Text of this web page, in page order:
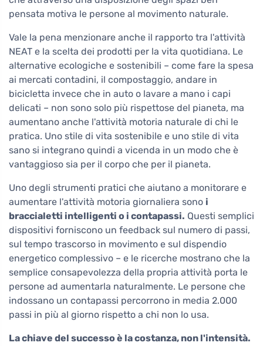
pensata motiva le persone al movimento naturale.
Vale la pena menzionare anche il rapporto tra l'attività
NEAT e la scelta dei prodotti per la vita quotidiana. Le
alternative ecologiche e sostenibili – come fare la spesa
ai mercati contadini, il compostaggio, andare in
bicicletta invece che in auto o lavare a mano i capi
delicati – non sono solo più rispettose del pianeta, ma
aumentano anche l'attività motoria naturale di chi le
pratica. Uno stile di vita sostenibile e uno stile di vita
sano si integrano quindi a vicenda in un modo che è
vantaggioso sia per il corpo che per il pianeta.
Uno degli strumenti pratici che aiutano a monitorare e
aumentare l'attività motoria giornaliera sono i
braccialetti intelligenti o i contapassi. Questi semplici
dispositivi forniscono un feedback sul numero di passi,
sul tempo trascorso in movimento e sul dispendio
energetico complessivo – e le ricerche mostrano che la
semplice consapevolezza della propria attività porta le
persone ad aumentarla naturalmente. Le persone che
indossano un contapassi percorrono in media 2.000
passi in più al giorno rispetto a chi non lo usa.
La chiave del successo è la costanza, non l'intensità.